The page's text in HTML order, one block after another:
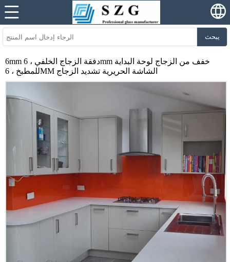
يبحث
6mm دفقة الزجاج الخلفي ، 6mm خفف من الزجاج لوحة البداية
للمطبخ ، 6MM الشاشة الحريرية تشديد الزجاج